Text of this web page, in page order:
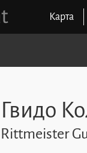
Карта
Гвидо
Rittmeister